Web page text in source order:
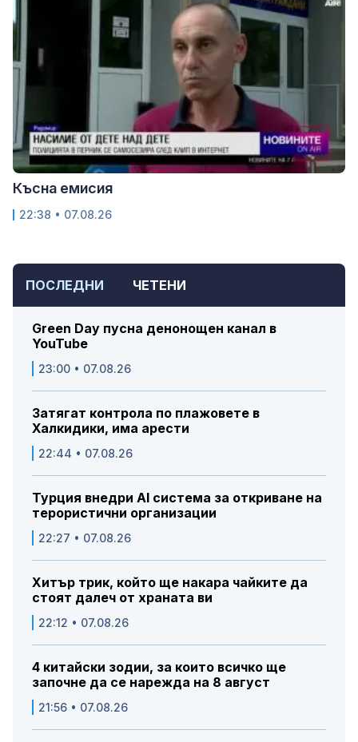
ПОСЛЕДНИ ЧЕТЕНИ
Green Day пусна денонощен канал в
YouTube
23:00 • 07.08.26
Затягат контрола по плажовете в
Халкидики, има арести
22:44 • 07.08.26
Турция внедри AI система за откриване на
терористични организации
22:27 • 07.08.26
Хитър трик, който ще накара чайките да
стоят далеч от храната ви
22:12 • 07.08.26
4 китайски зодии, за които всичко ще
започне да се нарежда на 8 август
21:56 • 07.08.26
Късна емисия
22:38 • 07.08.26